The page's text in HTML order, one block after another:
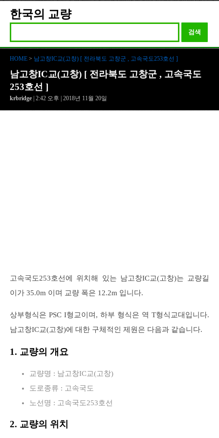
한국의 교량
검색
HOME > 남고창IC교(고창) [ 전라북도 고창군 , 고속국도253호선 ]
남고창IC교(고창) [ 전라북도 고창군 , 고속국도
253호선 ]
krbridge | 2:42 오후 | 2018년 11월 20일
고속국도253호선에 위치해 있는 남고창IC교(고창)는 교량길
이가 35.0m 이며 교량 폭은 12.2m 입니다.
상부형식은 PSC I형교이며, 하부 형식은 역 T형식교대입니다.
남고창IC교(고창)에 대한 구체적인 제원은 다음과 같습니다.
1. 교량의 개요
교량명 : 남고창IC교(고창)
도로종류 : 고속국도
노선명 : 고속국도253호선
2. 교량의 위치